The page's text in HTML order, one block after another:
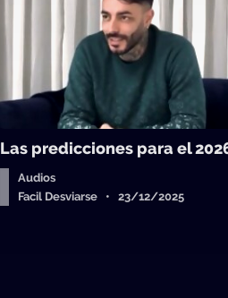
Las predicciones para el
Audios
Facil Desviarse • 23/12/2025